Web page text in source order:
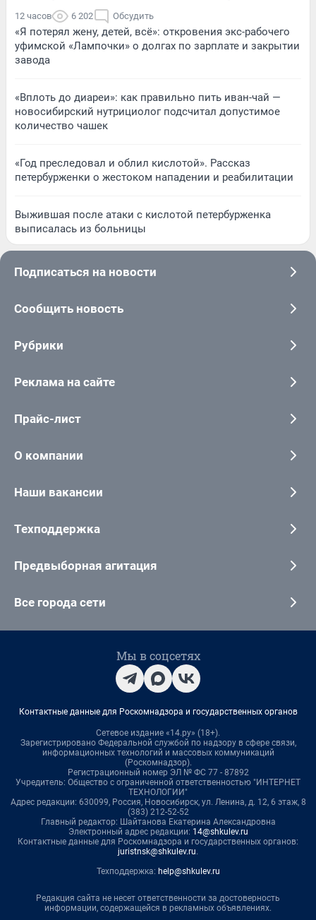
12 часов 6 202 Обсудить
«Я потерял жену, детей, всё»: откровения экс-рабочего
уфимской «Лампочки» о долгах по зарплате и закрытии
завода
«Вплоть до диареи»: как правильно пить иван-чай —
новосибирский нутрициолог подсчитал допустимое
количество чашек
«Год преследовал и облил кислотой». Рассказ
петербурженки о жестоком нападении и реабилитации
Выжившая после атаки с кислотой петербурженка
выписалась из больницы
Подписаться на новости
Сообщить новость
Рубрики
Реклама на сайте
Прайс-лист
О компании
Наши вакансии
Техподдержка
Предвыборная агитация
Все города сети
Мы в соцсетях
Контактные данные для Роскомнадзора и государственных органов
Сетевое издание «14.ру» (18+).
Зарегистрировано Федеральной службой по надзору в сфере связи,
информационных технологий и массовых коммуникаций
(Роскомнадзор).
Регистрационный номер ЭЛ № ФС 77 - 87892
Учредитель: Общество с ограниченной ответственностью "ИНТЕРНЕТ
ТЕХНОЛОГИИ"
Адрес редакции: 630099, Россия, Новосибирск, ул. Ленина, д. 12, 6 этаж, 8
(383) 212-52-52
Главный редактор: Шайтанова Екатерина Александровна
Электронный адрес редакции: 14@shkulev.ru
Контактные данные для Роскомнадзора и государственных органов:
juristnsk@shkulev.ru.
Техподдержка: help@shkulev.ru
Редакция сайта не несет ответственности за достоверность
информации, содержащейся в рекламных объявлениях.